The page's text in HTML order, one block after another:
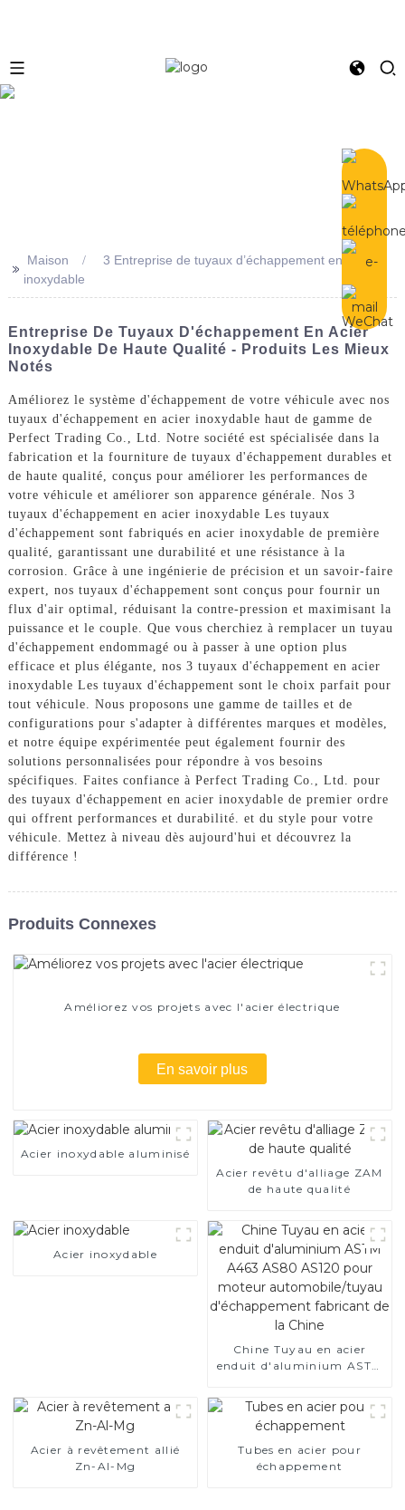
>> Maison
3 Entreprise de tuyaux d’échappement en acier
inoxydable
Entreprise De Tuyaux D'échappement En Acier
Inoxydable De Haute Qualité - Produits Les Mieux
Notés
Améliorez le système d'échappement de votre véhicule avec nos
tuyaux d'échappement en acier inoxydable haut de gamme de
Perfect Trading Co., Ltd. Notre société est spécialisée dans la
fabrication et la fourniture de tuyaux d'échappement durables et
de haute qualité, conçus pour améliorer les performances de
votre véhicule et améliorer son apparence générale. Nos 3
tuyaux d'échappement en acier inoxydable Les tuyaux
d'échappement sont fabriqués en acier inoxydable de première
qualité, garantissant une durabilité et une résistance à la
corrosion. Grâce à une ingénierie de précision et un savoir-faire
expert, nos tuyaux d'échappement sont conçus pour fournir un
flux d'air optimal, réduisant la contre-pression et maximisant la
puissance et le couple. Que vous cherchiez à remplacer un tuyau
d'échappement endommagé ou à passer à une option plus
efficace et plus élégante, nos 3 tuyaux d'échappement en acier
inoxydable Les tuyaux d'échappement sont le choix parfait pour
tout véhicule. Nous proposons une gamme de tailles et de
configurations pour s'adapter à différentes marques et modèles,
et notre équipe expérimentée peut également fournir des
solutions personnalisées pour répondre à vos besoins
spécifiques. Faites confiance à Perfect Trading Co., Ltd. pour
des tuyaux d'échappement en acier inoxydable de premier ordre
qui offrent performances et durabilité. et du style pour votre
véhicule. Mettez à niveau dès aujourd'hui et découvrez la
différence !
Produits Connexes
Améliorez vos projets avec l'acier électrique
En savoir plus
Acier inoxydable aluminisé
Acier revêtu d'alliage ZAM
de haute qualité
Acier inoxydable
Chine Tuyau en acier
enduit d'aluminium ASTM
moteur automobile/tuyau
d'échappement fabricant
de la Chine
Acier à revêtement allié
Zn-Al-Mg
Tubes en acier pour
échappement